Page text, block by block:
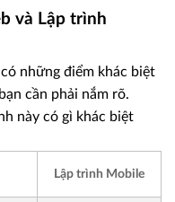
và Lập trình
những điểm khác biệt
cần phải nắm rõ.
này có gì khác biệt
Lập trình Mobile